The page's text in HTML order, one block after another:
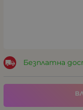
Безплатна